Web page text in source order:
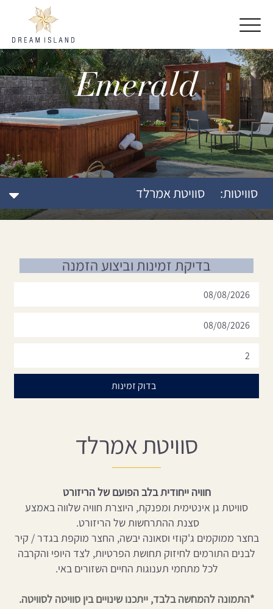
Emerald
בדיקת זמינות וביצוע הזמנה
סוויטות: סוויטת אמרלד
סוויטת אמרלד
חוויה ייחודית בלב הפועם של הריזורט
סוויטת גן אינטימית ומפנקת, היוצרת חוויה שלווה באמצע
סצנת ההתרחשות של הריזורט.
בחצר ממוקמים ג'קוזי וסאונה יבשה, החצר מוקפת בגדר / קיר
לבנים התורמים לחיזוק תחושת הפרטיות, לצד היופי והקרבה
לכל מתחמי תענוגות החיים השזורים באי.
*התמונה להמחשה בלבד, ייתכנו שינויים בין סוויטה לסוויטה.